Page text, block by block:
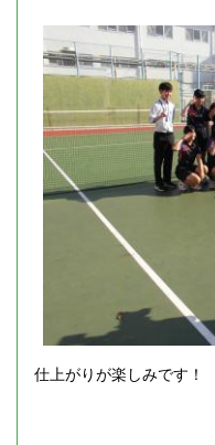
仕上がりが楽しみです！